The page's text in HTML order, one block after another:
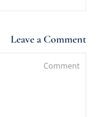
Leave a Comment